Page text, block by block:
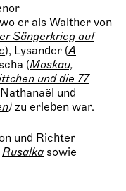
er als Walther von
Sängerkrieg auf
), Lysander (A
(Moskau,
und die 77
und
) zu erleben war.
und Richter
Rusalka sowie